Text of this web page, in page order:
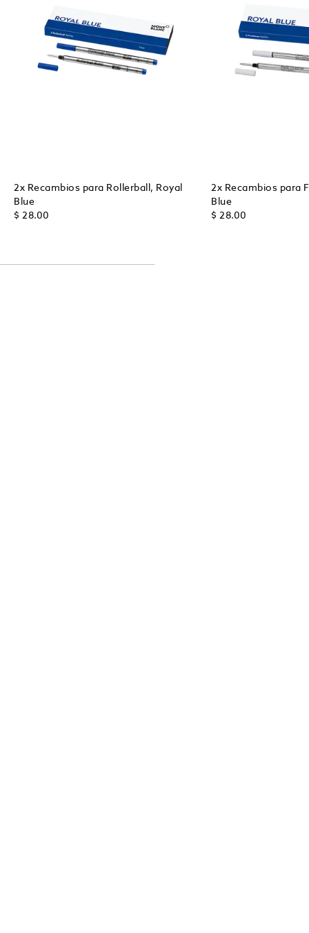
2x Recambios para Rollerball, Royal
Blue
$ 28.00
2x Recambios para
Blue
$ 28.00